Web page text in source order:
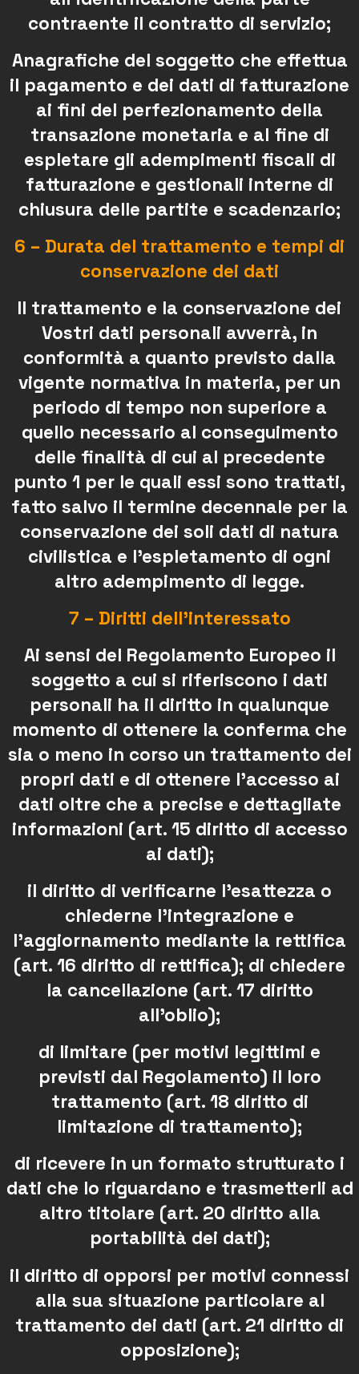
contraente il contratto di servizio;
Anagrafiche del soggetto che effettua
il pagamento e dei dati di fatturazione
ai fini del perfezionamento della
transazione monetaria e al fine di
espletare gli adempimenti fiscali di
fatturazione e gestionali interne di
chiusura delle partite e scadenzario;
6 – Durata del trattamento e tempi di
conservazione dei dati
Il trattamento e la conservazione dei
Vostri dati personali avverrà, in
conformità a quanto previsto dalla
vigente normativa in materia, per un
periodo di tempo non superiore a
quello necessario al conseguimento
delle finalità di cui al precedente
punto 1 per le quali essi sono trattati,
fatto salvo il termine decennale per la
conservazione dei soli dati di natura
civilistica e l’espletamento di ogni
altro adempimento di legge.
7 – Diritti dell’interessato
Ai sensi del Regolamento Europeo il
soggetto a cui si riferiscono i dati
personali ha il diritto in qualunque
momento di ottenere la conferma che
sia o meno in corso un trattamento dei
propri dati e di ottenere l’accesso ai
dati oltre che a precise e dettagliate
informazioni (art. 15 diritto di accesso
ai dati);
il diritto di verificarne l’esattezza o
chiederne l’integrazione e
l’aggiornamento mediante la rettifica
(art. 16 diritto di rettifica); di chiedere
la cancellazione (art. 17 diritto
all’oblio);
di limitare (per motivi legittimi e
previsti dal Regolamento) il loro
trattamento (art. 18 diritto di
limitazione di trattamento);
di ricevere in un formato strutturato i
dati che lo riguardano e trasmetterli ad
altro titolare (art. 20 diritto alla
portabilità dei dati);
il diritto di opporsi per motivi connessi
alla sua situazione particolare al
trattamento dei dati (art. 21 diritto di
opposizione);